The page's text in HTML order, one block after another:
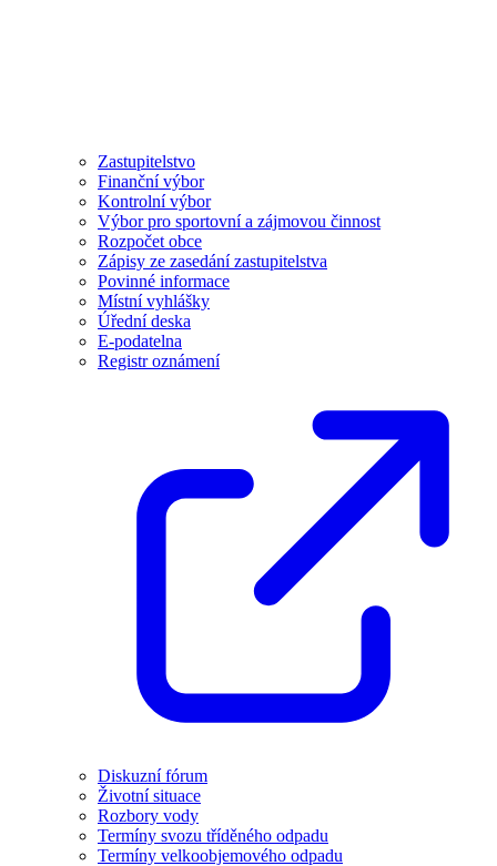
Zastupitelstvo
Finanční výbor
Kontrolní výbor
Výbor pro sportovní a zájmovou činnost
Rozpočet obce
Zápisy ze zasedání zastupitelstva
Povinné informace
Místní vyhlášky
Úřední deska
E-podatelna
Registr oznámení
Diskuzní fórum
Životní situace
Rozbory vody
Termíny svozu tříděného odpadu
Termíny velkoobjemového odpadu